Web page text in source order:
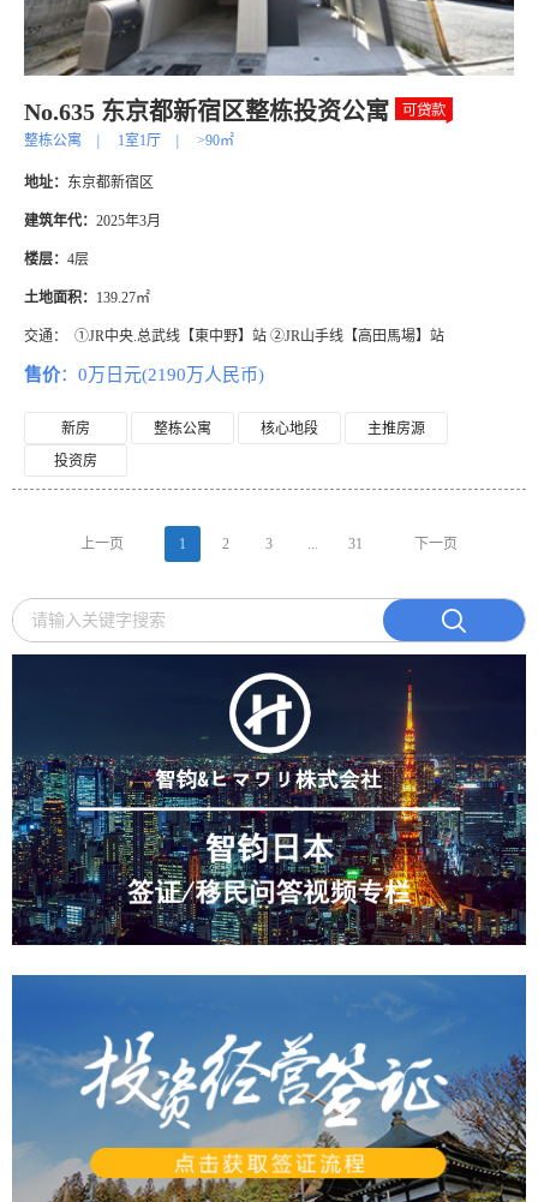
No.635 东京都新宿区整栋投资公寓
整栋公寓 | 1室1厅 | >90㎡
地址： 东京都新宿区
建筑年代： 2025年3月
楼层： 4层
土地面积： 139.27㎡
交通： ①JR中央.总武线【東中野】站 ②JR山手线【高田馬場】站
售价：0万日元(2190万人民币)
新房 整栋公寓 核心地段
主推房源
投资房
上一页 1 2 3 ... 31 下一页